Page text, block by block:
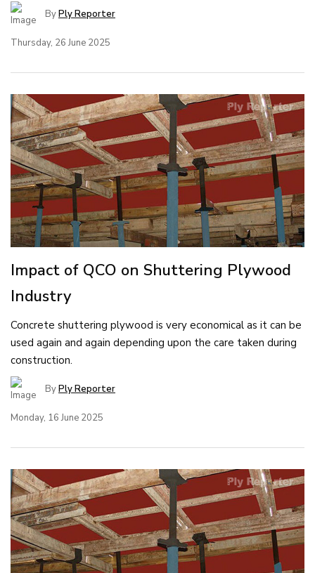
ByPly Reporter
Thursday, 26 June 2025
Impact of QCO on Shuttering Plywood
Industry
Concrete shuttering plywood is very economical as it can be
used again and again depending upon the care taken during
construction.
ByPly Reporter
Monday, 16 June 2025